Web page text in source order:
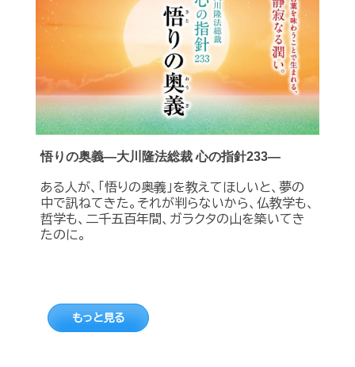
悟りの奥義―大川隆法総裁 心の指針233―
ある人が、「悟りの奥義」を教えてほしいと、夢の
中で訊ねてきた。それが判らないから、仏教学も、
哲学も、二千五百年間、ガラクタの山を築いてき
たのに。
もっと見る